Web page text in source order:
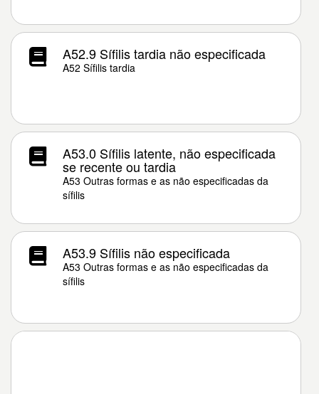
A52.9 Sífilis tardia não especificada
A52 Sífilis tardia
A53.0 Sífilis latente, não especificada
se recente ou tardia
A53 Outras formas e as não especificadas da
sífilis
A53.9 Sífilis não especificada
A53 Outras formas e as não especificadas da
sífilis